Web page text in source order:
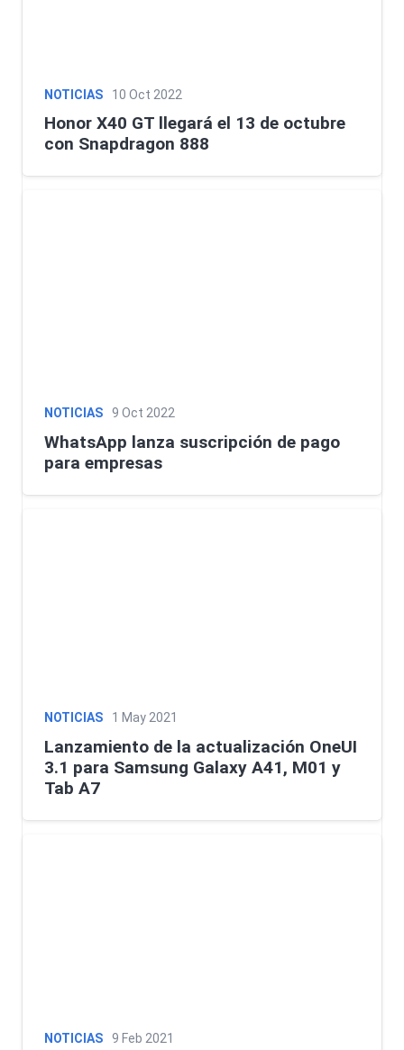
NOTICIAS 10 Oct 2022
Honor X40 GT llegará el 13 de octubre
con Snapdragon 888
NOTICIAS 9 Oct 2022
WhatsApp lanza suscripción de pago
para empresas
NOTICIAS 1 May 2021
Lanzamiento de la actualización OneUI
3.1 para Samsung Galaxy A41, M01 y
Tab A7
NOTICIAS 9 Feb 2021